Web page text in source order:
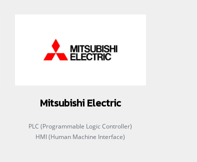
Mitsubishi Electric
PLC (Programmable Logic Controller)
HMI (Human Machine Interface)